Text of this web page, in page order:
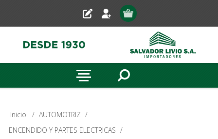
Inicio / AUTOMOTRIZ /
ENCENDIDO Y PARTES ELECTRICAS /